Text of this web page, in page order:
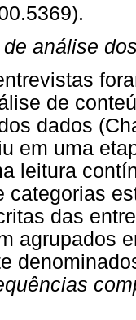
análise
de
dados
em uma
leitura
categorias
das
agrupados